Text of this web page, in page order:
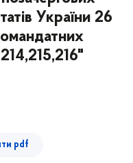
України 26
pdf